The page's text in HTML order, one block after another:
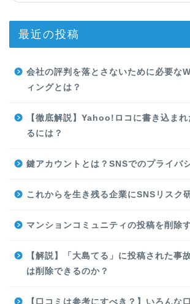
最近の投稿
会社の評判を落とさないために必要な
ィングとは？
【徹底解説】Yahoo!ロコに書き込ま
るには？
鍵アカウントとは？SNSでのプライバ
これからを生き残る企業にSNSリスク
マンションコミュニティの投稿を削除
【解説】「大島てる」に投稿された事
は削除できるのか？
【口コミは参考にすべき？】いろんな